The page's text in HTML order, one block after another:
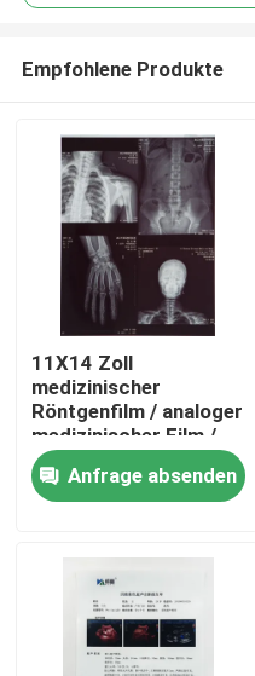
Produkte
Über uns
Empfohlene Produkte
11X14 Zoll
medizinischer
Röntgenfilm / analoger
medizinischer Film /
Trockenfilm
Anfrage absenden